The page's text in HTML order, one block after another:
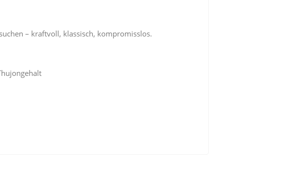
– kraftvoll, klassisch, kompromisslos.